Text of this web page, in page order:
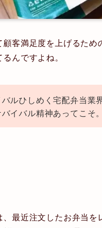
客満足度を上げるた
んですよね。
ルひしめく宅配弁当業
イバル精神あってこそ。
、最近注文したお弁当を